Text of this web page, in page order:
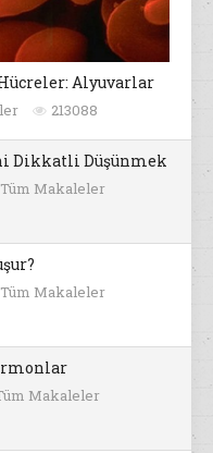
Alyuvarlar
213088
Dikkatli Düşünmek
Tüm Makaleler
Tüm Makaleler
Makaleler